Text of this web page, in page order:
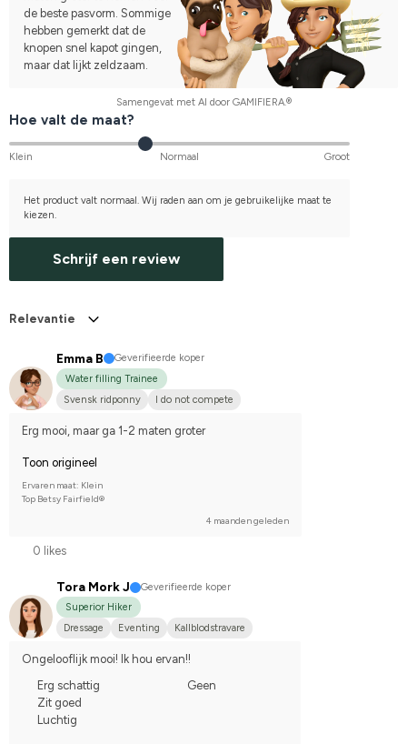
de beste pasvorm. Sommige
hebben gemerkt dat de
knopen snel kapot gingen,
maar dat lijkt zeldzaam.
Samengevat met AI door GAMIFIERA.®
Hoe valt de maat?
Klein Normaal Groot
Het product valt normaal. Wij raden aan om je gebruikelijke maat te
kiezen.
Schrijf een review
Relevantie
Emma B
Geverifieerde koper
Water filling Trainee
Svensk ridponny
I do not compete
Erg mooi, maar ga 1-2 maten groter
Toon origineel
Ervaren maat: Klein
Top Betsy Fairfield®
4 maanden geleden
0 likes
Tora Mork J
Geverifieerde koper
Superior Hiker
Dressage
Eventing Kallblodstravare
Ongelooflijk mooi! Ik hou ervan!!
Erg schattig
Zit goed
Luchtig
Geen